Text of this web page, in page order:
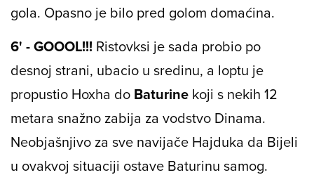
gola. Opasno je bilo pred golom domaćina.
6' - GOOOL!!! Ristovksi je sada probio po
desnoj strani, ubacio u sredinu, a loptu je
propustio Hoxha do Baturine koji s nekih 12
metara snažno zabija za vodstvo Dinama.
Neobjašnjivo za sve navijače Hajduka da Bijeli
u ovakvoj situaciji ostave Baturinu samog.